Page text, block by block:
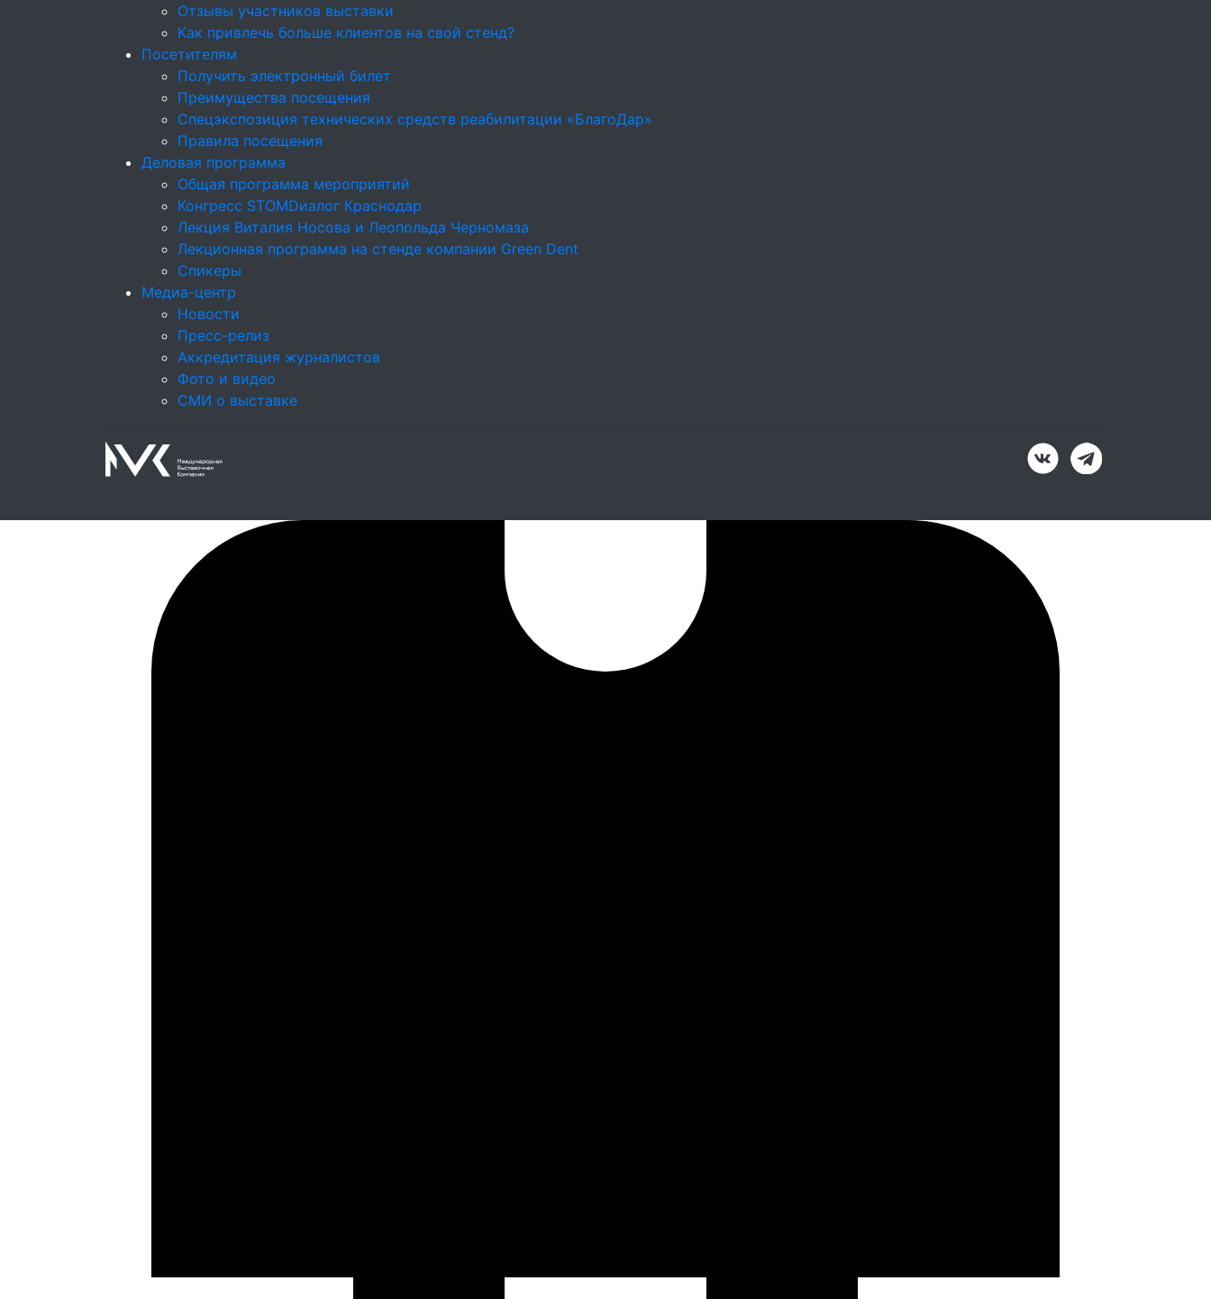
Отзывы участников выставки
Как привлечь больше клиентов на свой стенд?
Посетителям
Получить электронный билет
Преимущества посещения
Спецэкспозиция технических средств реабилитации «БлагоДар»
Правила посещения
Деловая программа
Общая программа мероприятий
Конгресс STOMDиалог Краснодар
Лекция Виталия Носова и Леопольда Черномаза
Лекционная программа на стенде компании Green Dent
Спикеры
Медиа-центр
Новости
Пресс-релиз
Аккредитация журналистов
Фото и видео
СМИ о выставке